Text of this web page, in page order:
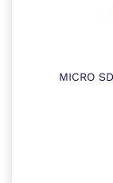
MICRO